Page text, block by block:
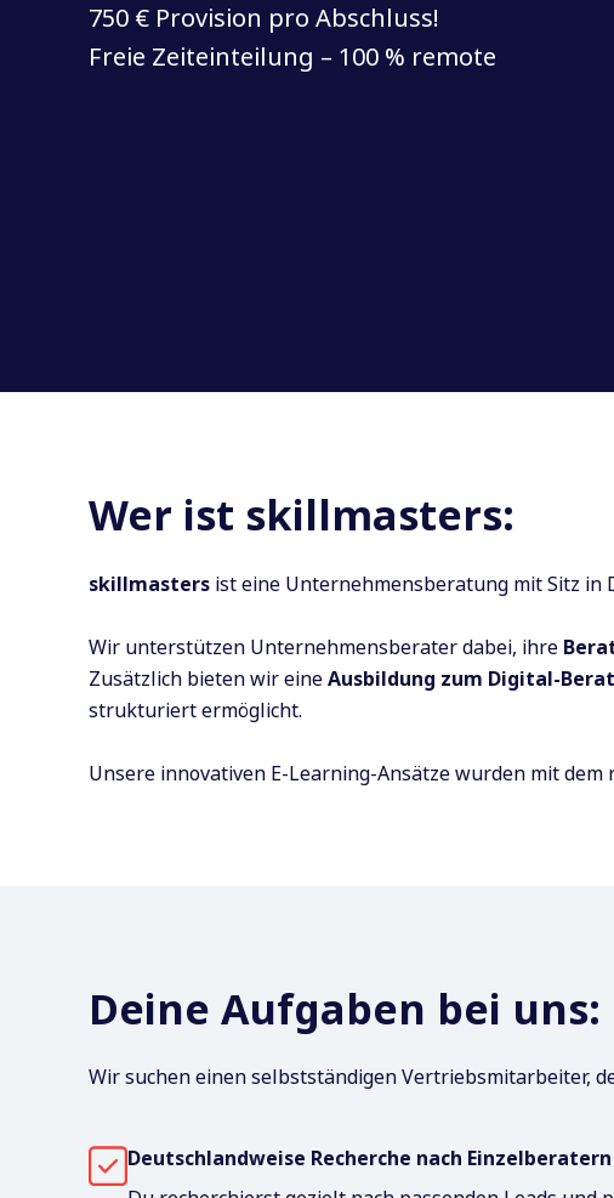
750 € Provision pro Abschluss!
Freie Zeiteinteilung – 100 % remote
Wer ist skillmasters:
skillmasters ist eine Unternehmensberatung mit Sitz in
Wir unterstützen Unternehmensberater dabei, ihre
Zusätzlich bieten wir eineAusbildung zum Digital-
strukturiert ermöglicht.
Unsere innovativen E-Learning-Ansätze wurden mit dem
Deine Aufgaben bei uns:
Wir suchen einen selbstständigen Vertriebsmitarbeiter,
Deutschlandweise Recherche nach Einzelberatern